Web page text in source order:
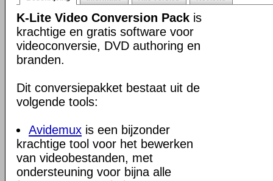
K-Lite Video Conversion Pack is
krachtige en gratis software voor
videoconversie, DVD authoring en
branden.
Dit conversiepakket bestaat uit de
volgende tools:
Avidemux is een bijzonder
krachtige tool voor het bewerken
van videobestanden, met
ondersteuning voor bijna alle